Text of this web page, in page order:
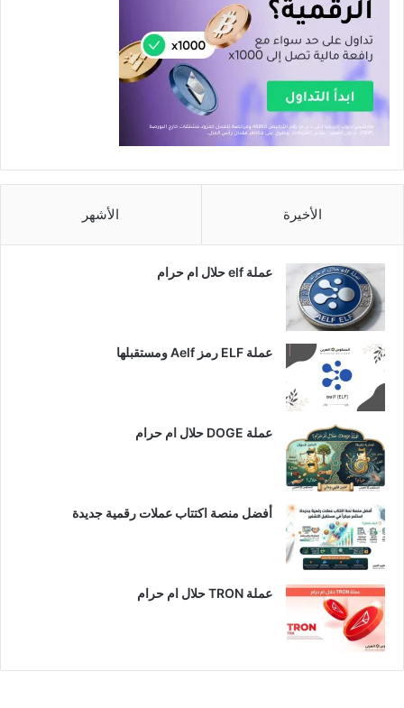
الأخيرة الأشهر
عملة elf حلال ام حرام
عملة ELF رمز Aelf ومستقبلها
عملة DOGE حلال ام حرام
أفضل منصة اكتتاب عملات رقمية جديدة
عملة TRON حلال ام حرام​